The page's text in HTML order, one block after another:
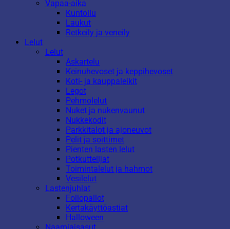
Vapaa-aika
Kuntoilu
Laukut
Retkeily ja veneily
Lelut
Lelut
Askartelu
Keinuhevoset ja keppihevoset
Koti- ja kauppaleikit
Legot
Pehmolelut
Nuket ja nukenvaunut
Nukkekodit
Parkkitalot ja ajoneuvot
Pelit ja soittimet
Pienten lasten lelut
Potkuttelijat
Toimintalelut ja hahmot
Vesilelut
Lastenjuhlat
Foliopallot
Kertakäyttöastiat
Halloween